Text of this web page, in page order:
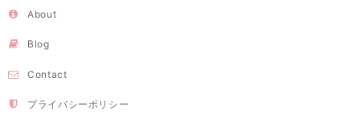
About
Blog
Contact
プライバシーポリシー